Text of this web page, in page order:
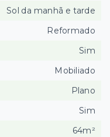
Sol da manhã e tarde
Reformado
Sim
Mobiliado
Plano
Sim
64m²